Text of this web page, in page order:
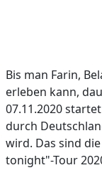
Bis man Farin,
erleben kann,
07.11.2020
durch
wird. Das sind
tonight"-Tour